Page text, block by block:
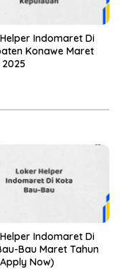
Indomaret Di
Konawe Maret
Indomaret Di
Bau Maret Tahun
Now)